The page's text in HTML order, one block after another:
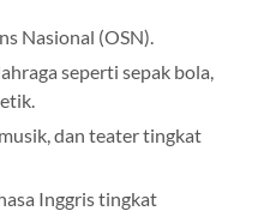
Nasional (OSN).
seperti sepak bola,
dan teater tingkat
Inggris tingkat